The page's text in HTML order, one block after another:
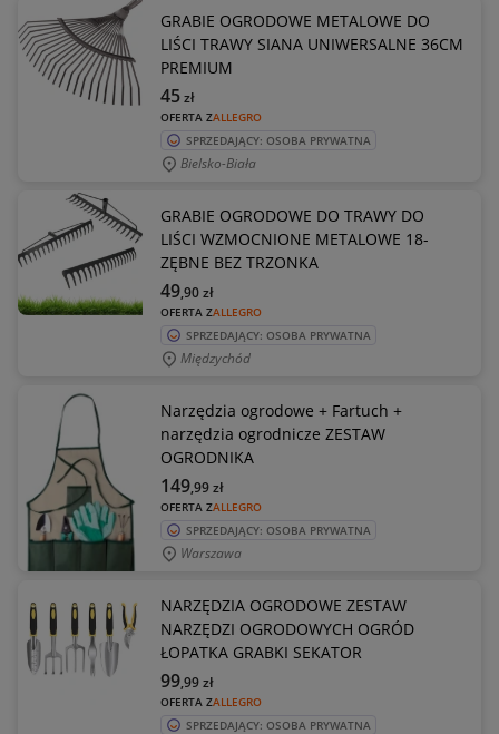
GRABIE OGRODOWE METALOWE DO
LIŚCI TRAWY SIANA UNIWERSALNE 36CM
PREMIUM
OFERTA ZALLEGRO
45zł
SPRZEDAJĄCY: OSOBA PRYWATNA
Bielsko-Biała
GRABIE OGRODOWE DO TRAWY DO
LIŚCI WZMOCNIONE METALOWE 18-
ZĘBNE BEZ TRZONKA
OFERTA ZALLEGRO
49,90zł
SPRZEDAJĄCY: OSOBA PRYWATNA
Międzychód
Narzędzia ogrodowe + Fartuch +
narzędzia ogrodnicze ZESTAW
OGRODNIKA
OFERTA ZALLEGRO
149,99zł
SPRZEDAJĄCY: OSOBA PRYWATNA
Warszawa
NARZĘDZIA OGRODOWE ZESTAW
NARZĘDZI OGRODOWYCH OGRÓD
ŁOPATKA GRABKI SEKATOR
OFERTA ZALLEGRO
99,99zł
SPRZEDAJĄCY: OSOBA PRYWATNA